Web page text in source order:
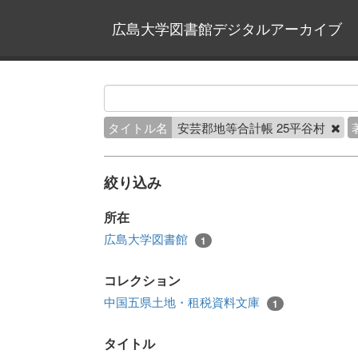
広島大学図書館デジタルアーカイブ
タイトル名 安芸郡地等合計帳 25平谷村
絞り込み
所在
広島大学図書館 1
コレクション
中国五県土地・租税資料文庫 1
タイトル